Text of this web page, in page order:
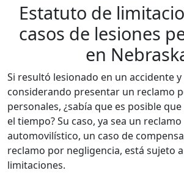
Estatuto de
casos de lesiones
en
Si resultó lesionado en un accidente
considerando presentar un reclamo
personales, ¿sabía que es posible
el tiempo? Su caso, ya sea un
automovilístico, un caso de
reclamo por negligencia, está sujeto
limitaciones.